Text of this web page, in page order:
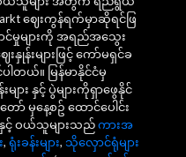
ဈေးကွန်ရက်မှာဆိုရင်ဖြ
င်မှုများကို အရည်အသွေး
န်းများဖြင့် ကော်မရှင်ခ
ါတယ်။ မြန်မာနိုင်ငံမှ
ျား နှင့် ပွဲများကိုရှာဖွေနိုင်
ော် မှနေ့စဥ် ထောင်ပေါင်း
င့် ဝယ်သူများသည်ကားအ
, ရုံးခန်းများ, သိုလှောင်ရုံများ